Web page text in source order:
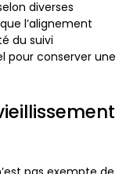
diverses
l’alignement
du suivi
pour conserver une